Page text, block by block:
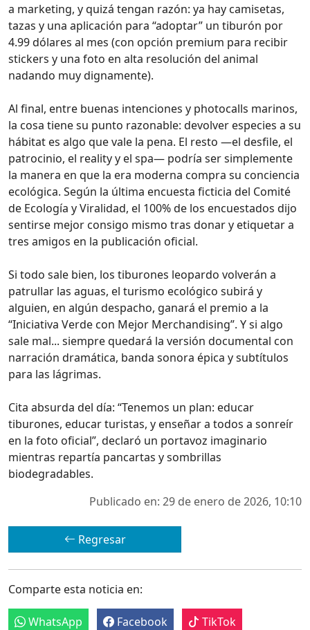
a marketing, y quizá tengan razón: ya hay camisetas,
tazas y una aplicación para “adoptar” un tiburón por
4.99 dólares al mes (con opción premium para recibir
stickers y una foto en alta resolución del animal
nadando muy dignamente).
Al final, entre buenas intenciones y photocalls marinos,
la cosa tiene su punto razonable: devolver especies a su
hábitat es algo que vale la pena. El resto —el desfile, el
patrocinio, el reality y el spa— podría ser simplemente
la manera en que la era moderna compra su conciencia
ecológica. Según la última encuesta ficticia del Comité
de Ecología y Viralidad, el 100% de los encuestados dijo
sentirse mejor consigo mismo tras donar y etiquetar a
tres amigos en la publicación oficial.
Si todo sale bien, los tiburones leopardo volverán a
patrullar las aguas, el turismo ecológico subirá y
alguien, en algún despacho, ganará el premio a la
“Iniciativa Verde con Mejor Merchandising”. Y si algo
sale mal... siempre quedará la versión documental con
narración dramática, banda sonora épica y subtítulos
para las lágrimas.
Cita absurda del día: “Tenemos un plan: educar
tiburones, educar turistas, y enseñar a todos a sonreír
en la foto oficial”, declaró un portavoz imaginario
mientras repartía pancartas y sombrillas
biodegradables.
Publicado en: 29 de enero de 2026, 10:10
Regresar
Comparte esta noticia en:
WhatsApp Facebook TikTok